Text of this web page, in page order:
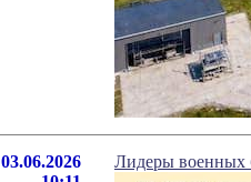
03.06.2026
Лидеры военных